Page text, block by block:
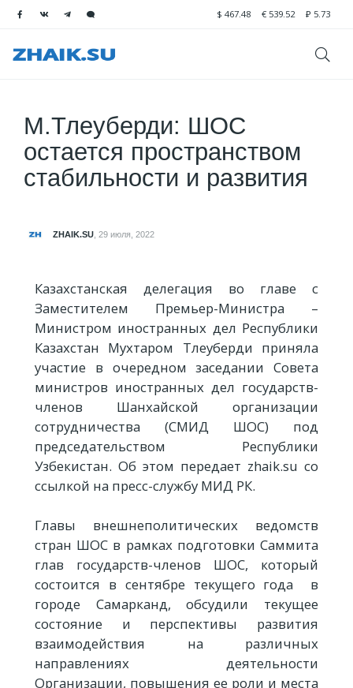
$ 467.48 € 539.52 ₽ 5.73
М.Тлеуберди: ШОС
остается пространством
стабильности и развития
ZHAIK.SU 29 июля, 2022
Казахстанская делегация во главе с
Заместителем Премьер-Министра –
Министром иностранных дел Республики
Казахстан Мухтаром Тлеуберди приняла
участие в очередном заседании Совета
министров иностранных дел государств-
членов Шанхайской организации
сотрудничества (СМИД ШОС) под
председательством Республики
Узбекистан. Об этом передает zhaik.su со
ссылкой на пресс-службу МИД РК.
Главы внешнеполитических ведомств
стран ШОС в рамках подготовки Саммита
глав государств-членов ШОС, который
состоится в сентябре текущего года в
городе Самарканд, обсудили текущее
состояние и перспективы развития
взаимодействия на различных
направлениях деятельности
Организации, повышения ее роли и места